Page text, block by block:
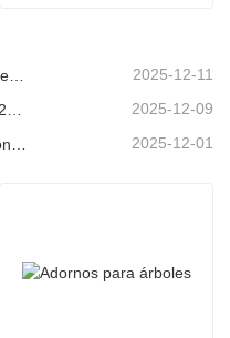
2025-12-11
2025-12-09
Tendencias mundiales en decoración navideña y por qué Christmas Queen sigue liderando el mercado 2025-12-01